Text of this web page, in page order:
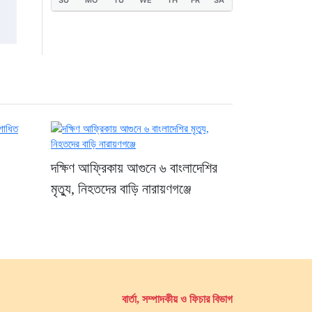
উদ্যোগের তাগিদ
দক্ষিণ আফ্রিকায় আগুনে ৬ বাংলাদেশির
মৃত্যু, নিহতদের বাড়ি নারায়ণগঞ্জে
বার্তা, সম্পাদকীয় ও ফিচার বিভাগ